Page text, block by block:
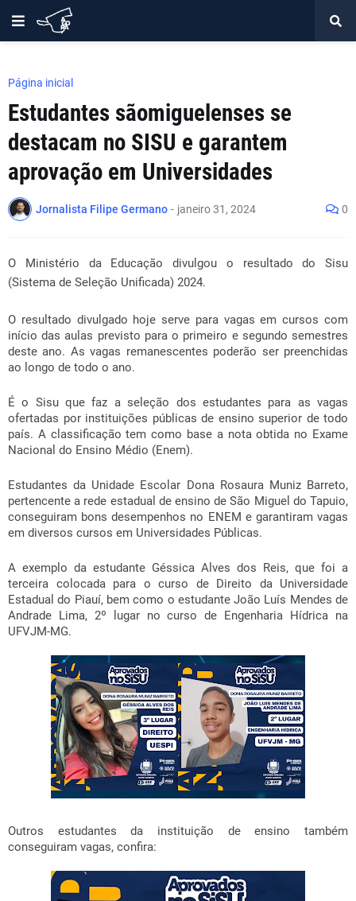
Página inicial
Estudantes sãomiguelenses se
destacam no SISU e garantem
aprovação em Universidades
Jornalista Filipe Germano - janeiro 31, 2024 0
O Ministério da Educação divulgou o resultado do Sisu
(Sistema de Seleção Unificada) 2024.
O resultado divulgado hoje serve para vagas em cursos com
início das aulas previsto para o primeiro e segundo semestres
deste ano. As vagas remanescentes poderão ser preenchidas
ao longo de todo o ano.
É o Sisu que faz a seleção dos estudantes para as vagas
ofertadas por instituições públicas de ensino superior de todo
país. A classificação tem como base a nota obtida no Exame
Nacional do Ensino Médio (Enem).
Estudantes da Unidade Escolar Dona Rosaura Muniz Barreto,
pertencente a rede estadual de ensino de São Miguel do Tapuio,
conseguiram bons desempenhos no ENEM e garantiram vagas
em diversos cursos em Universidades Públicas.
A exemplo da estudante Géssica Alves dos Reis, que foi a
terceira colocada para o curso de Direito da Universidade
Estadual do Piauí, bem como o estudante João Luís Mendes de
Andrade Lima, 2º lugar no curso de Engenharia Hídrica na
UFVJM-MG.
Outros estudantes da instituição de ensino também
conseguiram vagas, confira: